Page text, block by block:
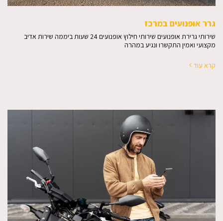
גרר אופנועים במרכז
שירותי גרירת אופנועים שירותי חילוץ אופנועים 24 שעות ביממה שירות אדיב
מקצועי ואמין התקשרו ונגיע במהרה
קרא עוד